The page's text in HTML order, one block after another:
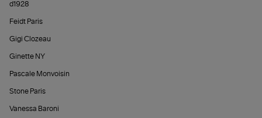
d1928
Feidt Paris
Gigi Clozeau
Ginette NY
Pascale Monvoisin
Stone Paris
Vanessa Baroni